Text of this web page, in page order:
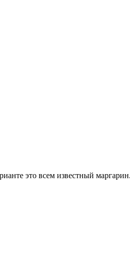
это всем известный маргарин.